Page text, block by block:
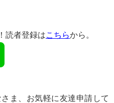
読者登録はこちらから。
ま、お気軽に友達申請して